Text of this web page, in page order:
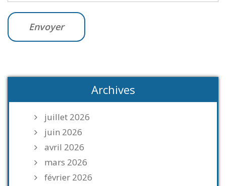
Archives
juillet 2026
juin 2026
avril 2026
mars 2026
février 2026